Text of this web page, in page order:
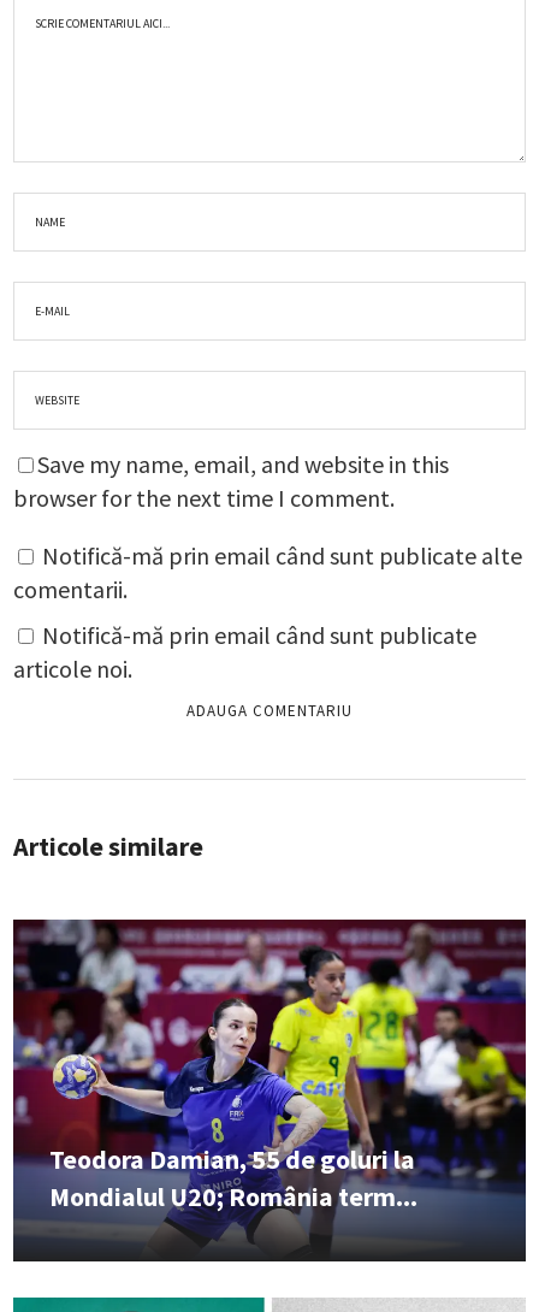
Save my name, email, and website in this
browser for the next time I comment.
Notifică-mă prin email când sunt publicate alte
comentarii.
Notifică-mă prin email când sunt publicate
articole noi.
Articole similare
Teodora Damian, 55 de goluri la
Mondialul U20; România term...